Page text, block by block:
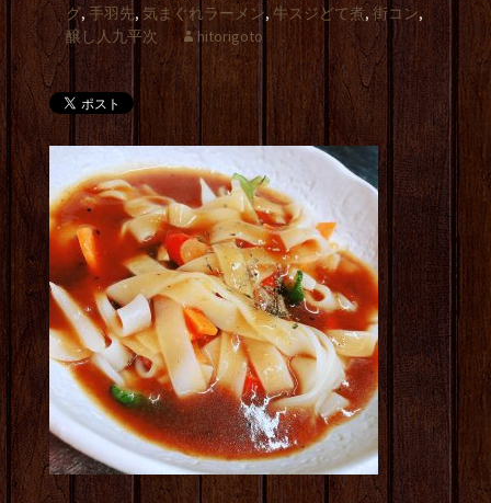
グ, 手羽先, 気まぐれラーメン,牛スジどて煮,街コン,
醸し人九平次
hitorigoto